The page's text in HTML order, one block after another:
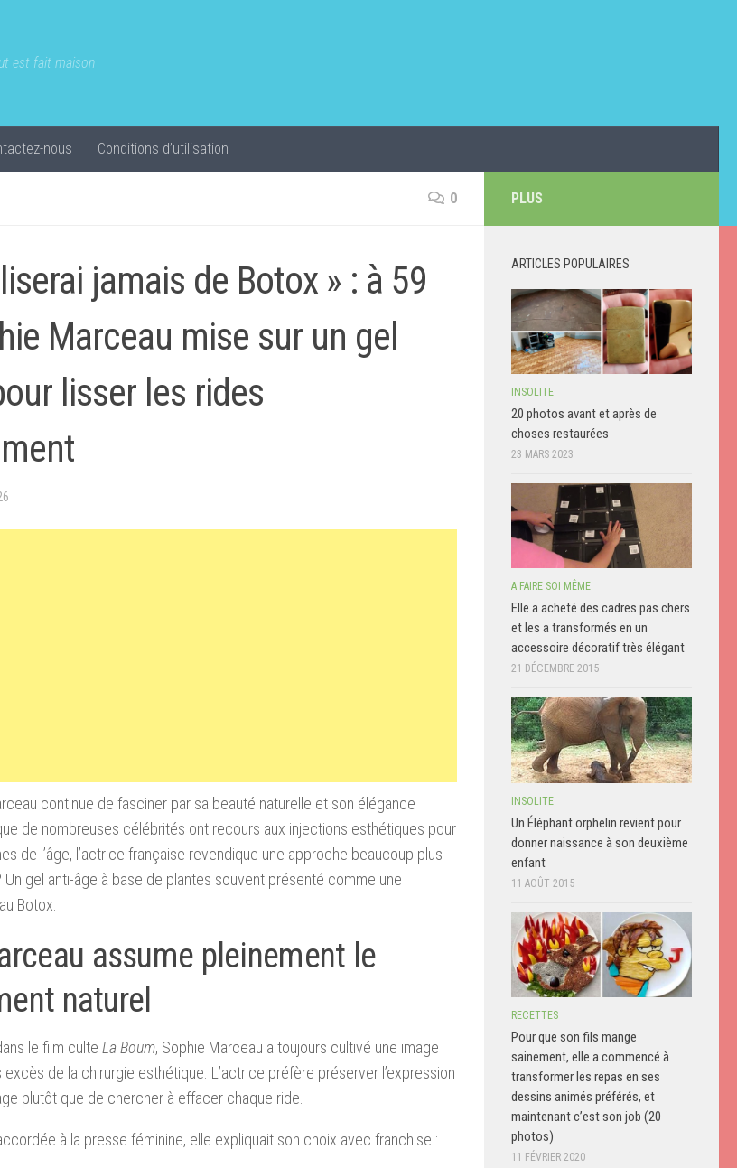
est fait maison
nous Conditions d’utilisation
0
jamais de Botox » : à 59
Marceau mise sur un gel
lisser les rides
continue de fasciner par sa beauté naturelle et son élégance
de nombreuses célébrités ont recours aux injections esthétiques pour
de l’âge, l’actrice française revendique une approche beaucoup plus
gel anti-âge à base de plantes souvent présenté comme une
Botox.
assume pleinement le
naturel
le film culte La Boum, Sophie Marceau a toujours cultivé une image
excès de la chirurgie esthétique. L’actrice préfère préserver l’expression
plutôt que de chercher à effacer chaque ride.
à la presse féminine, elle expliquait son choix avec franchise :
PLUS
ARTICLES POPULAIRES
INSOLITE
20 photos avant et après de
choses restaurées
23 MARS 2023
A FAIRE SOI MÊME
Elle a acheté des cadres pas chers
et les a transformés en un
accessoire décoratif très élégant
21 DÉCEMBRE 2015
INSOLITE
Un Éléphant orphelin revient pour
donner naissance à son deuxième
enfant
11 AOÛT 2015
RECETTES
Pour que son fils mange
sainement, elle a commencé à
transformer les repas en ses
dessins animés préférés, et
maintenant c’est son job (20
photos)
11 FÉVRIER 2020